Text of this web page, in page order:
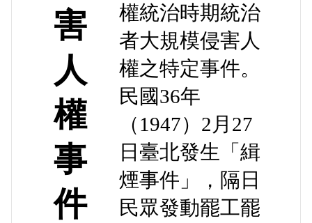
害
人
權
事
件
權統治時期統治
者大規模侵害人
權之特定事件。
民國36年
（1947）2月27
日臺北發生「緝
煙事件」，隔日
民眾發動罷工罷